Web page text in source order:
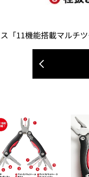
11機能搭載マルチツ